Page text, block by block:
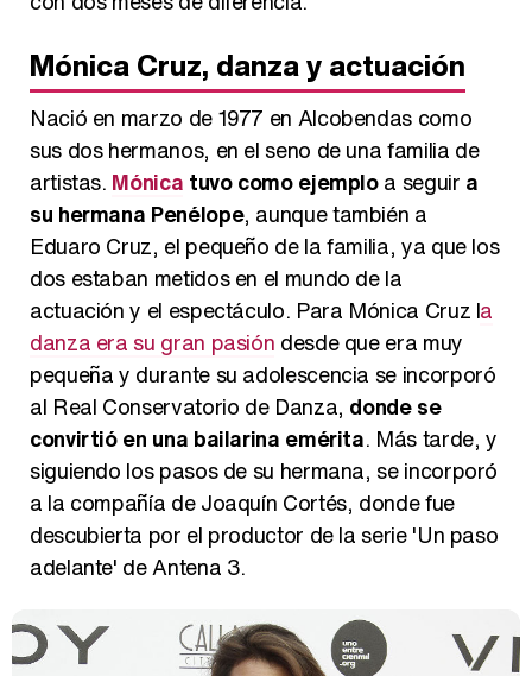
Mónica Cruz, danza y actuación
Nació en marzo de 1977 en Alcobendas como
sus dos hermanos, en el seno de una familia de
artistas. Mónica tuvo como ejemploa seguir a
su hermana Penélope, aunque también a
Eduaro Cruz, el pequeño de la familia, ya que los
dos estaban metidos en el mundo de la
actuación y el espectáculo. Para Mónica Cruz la
danza era su gran pasión desde que era muy
pequeña y durante su adolescencia se incorporó
al Real Conservatorio de Danza, donde se
convirtió en una bailarina emérita. Más tarde, y
siguiendo los pasos de su hermana, se incorporó
a la compañía de Joaquín Cortés, donde fue
descubierta por el productor de la serie 'Un paso
adelante' de Antena 3.